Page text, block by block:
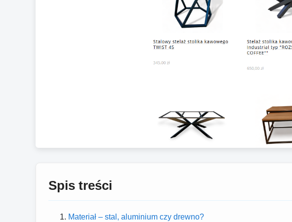
Spis treści
Materiał – stal, aluminium czy drewno?